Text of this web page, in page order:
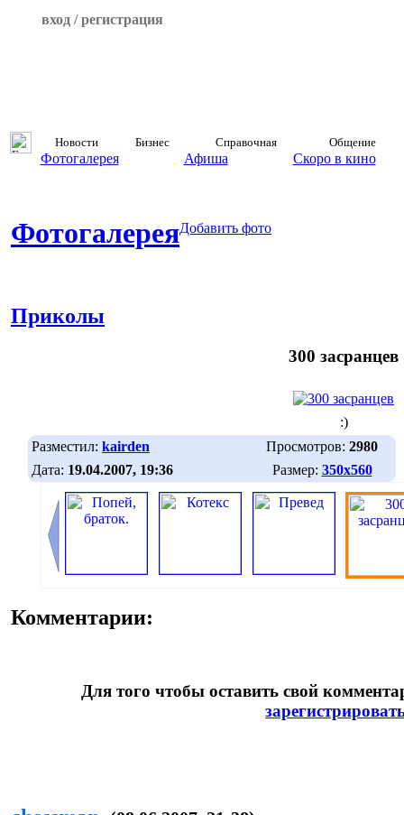
вход / регистрация
Новости Бизнес Справочная Общение
Фотогалерея Афиша Скоро в кино
ФотогалереяДобавить фото
Приколы
300 засранцев
:)
Разместил: kairden Просмотров: 2980
Дата: 19.04.2007, 19:36 Размер: 350х560
Комментарии:
Для того чтобы оставить свой